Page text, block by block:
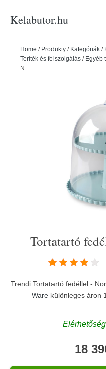
Kelabutor.hu
Home / Produkty / Kategóriák /
Teríték és felszolgálás / Egyéb
Nordic Ware
Tortatartó
Trendi Tortatartó fedéllel -
Warekülönleges áron
18